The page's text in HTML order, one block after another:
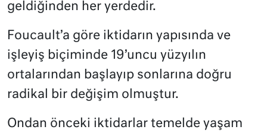
geldiğinden her yerdedir.
Foucault’a göre iktidarın yapısında ve
işleyiş biçiminde 19’uncu yüzyılın
ortalarından başlayıp sonlarına doğru
radikal bir değişim olmuştur.
Ondan önceki iktidarlar temelde yaşam